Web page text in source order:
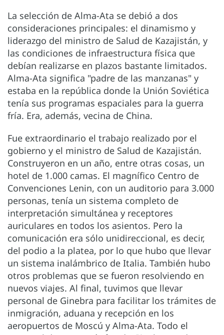
La selección de Alma-Ata se debió a dos
consideraciones principales: el dinamismo y
liderazgo del ministro de Salud de Kazajistán, y
las condiciones de infraestructura física que
debían realizarse en plazos bastante limitados.
Alma-Ata significa "padre de las manzanas" y
estaba en la república donde la Unión Soviética
tenía sus programas espaciales para la guerra
fría. Era, además, vecina de China.
Fue extraordinario el trabajo realizado por el
gobierno y el ministro de Salud de Kazajistán.
Construyeron en un año, entre otras cosas, un
hotel de 1.000 camas. El magnífico Centro de
Convenciones Lenin, con un auditorio para 3.000
personas, tenía un sistema completo de
interpretación simultánea y receptores
auriculares en todos los asientos. Pero la
comunicación era sólo unidireccional, es decir,
del podio a la platea, por lo que hubo que llevar
un sistema inalámbrico de Italia. También hubo
otros problemas que se fueron resolviendo en
nuevos viajes. Al final, tuvimos que llevar
personal de Ginebra para facilitar los trámites de
inmigración, aduana y recepción en los
aeropuertos de Moscú y Alma-Ata. Todo el